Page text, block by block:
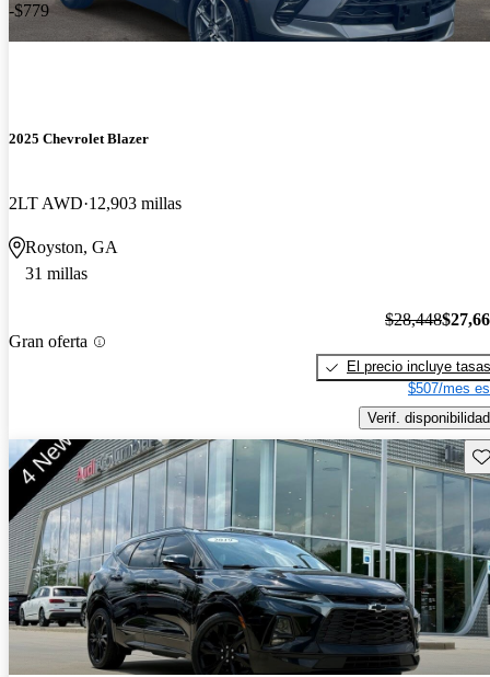
-$779
2025 Chevrolet Blazer
2LT AWD 12,903 millas
Royston, GA
31 millas
Gran oferta
$28,448
El precio incluye tasas
$507/mes
Verif. disponibilidad